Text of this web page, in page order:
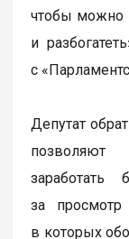
чтобы можно
и
с
Депутат
за просмотр
в которых